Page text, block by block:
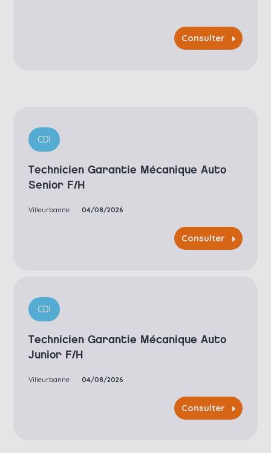
Consulter
CDI
Technicien Garantie Mécanique Auto
Senior F/H
Villeurbanne 04/08/2026
Consulter
CDI
Technicien Garantie Mécanique Auto
Junior F/H
Villeurbanne 04/08/2026
Consulter